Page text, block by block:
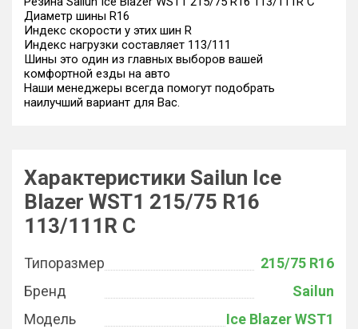
Диаметр шины R16
Индекс скорости у этих шин R
Индекс нагрузки составляет 113/111
Шины это один из главных выборов вашей
комфортной езды на авто
Наши менеджеры всегда помогут подобрать
наилучший вариант для Вас.
Характеристики Sailun Ice
Blazer WST1 215/75 R16
113/111R C
Типоразмер
215/75 R16
Бренд
Sailun
Модель
Ice Blazer WST1